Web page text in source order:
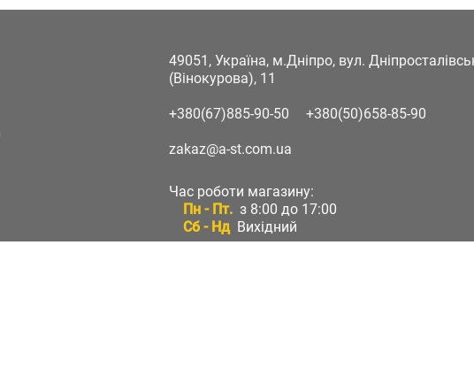
49051, Україна, м.Дніпро, вул.
(Вінокурова), 11
+380(67)885-90-50 +380(50)658-85-90
zakaz@a-st.com.ua
Час роботи магазину:
Пн - Пт. з 8:00 до 17:00
Сб - Нд Вихідний